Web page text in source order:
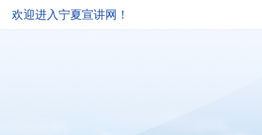
欢迎进入宁夏宣讲网！